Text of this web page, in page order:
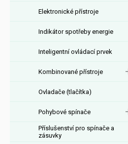
Elektronické přístroje
Indikátor spotřeby energie
Inteligentní ovládací prvek
Kombinované přístroje
Ovladače (tlačítka)
Pohybové spínače
Příslušenství pro spínače a
zásuvky